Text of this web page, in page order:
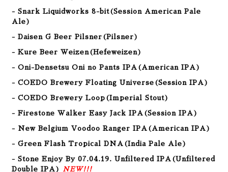
- Snark Liquidworks 8-bit(Session American Pale
Ale)
- Daisen G Beer Pilsner(Pilsner)
- Kure Beer Weizen(Hefeweizen)
- Oni-Densetsu Oni no Pants IPA(American IPA)
- COEDO Brewery Floating Universe(Session IPA)
- COEDO Brewery Loop(Imperial Stout)
- Firestone Walker Easy Jack IPA(Session IPA)
- New Belgium Voodoo Ranger IPA(American IPA)
- Green Flash Tropical DNA(India Pale Ale)
- Stone Enjoy By 07.04.19. Unfiltered IPA(Unfiltered
Double IPA) NEW!!!